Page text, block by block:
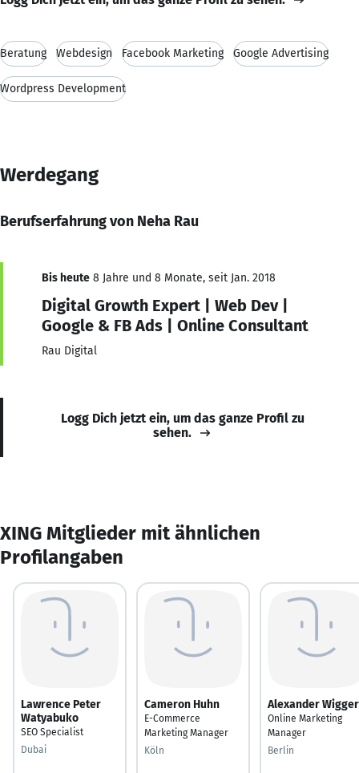
Beratung Webdesign Facebook Marketing Google Advertising
Wordpress Development
Werdegang
Berufserfahrung von Neha Rau
Bis heute 8 Jahre und 8 Monate, seit Jan. 2018
Digital Growth Expert | Web Dev |
Google & FB Ads | Online Consultant
Rau Digital
Logg Dich jetzt ein, um das ganze Profil zu
sehen.
XING Mitglieder mit ähnlichen
Profilangaben
Lawrence Peter
Watyabuko
SEO Specialist
Dubai
Cameron Huhn
E-Commerce
Marketing Manager
Köln
Alexander
Online Marketing
Manager
Berlin